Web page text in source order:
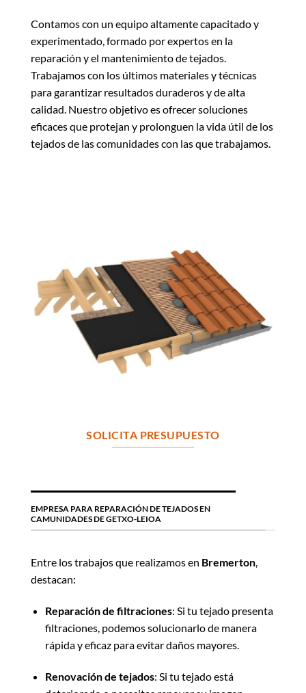
Contamos con un equipo altamente capacitado y
experimentado, formado por expertos en la
reparación y el mantenimiento de tejados.
Trabajamos con los últimos materiales y técnicas
para garantizar resultados duraderos y de alta
calidad. Nuestro objetivo es ofrecer soluciones
eficaces que protejan y prolonguen la vida útil de los
tejados de las comunidades con las que trabajamos.
SOLICITA PRESUPUESTO
EMPRESA PARA REPARACIÓN DE TEJADOS EN
CAMUNIDADES DE GETXO-LEIOA
Entre los trabajos que realizamos en Bremerton,
destacan:
Reparación de filtraciones: Si tu tejado presenta
filtraciones, podemos solucionarlo de manera
rápida y eficaz para evitar daños mayores.
Renovación de tejados: Si tu tejado está